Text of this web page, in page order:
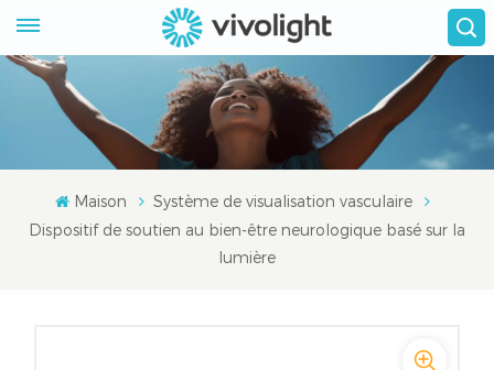
Maison
Système de visualisation vasculaire
Dispositif de soutien au bien-être neurologique basé sur la
lumière